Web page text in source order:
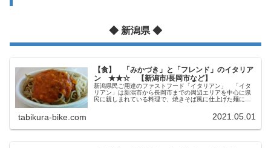
◆ 新潟県 ◆
【食】 「みかづき」と「フレンド」のイタリア
ン ★★☆ 【新潟市/長岡市など】
新潟県民ご用達のファストフード「イタリアン」 「イタ
リアン」は新潟市から長岡市までの周辺エリアを中心に県
民に親しまれている料理で、焼きそば風に仕上げた麺にミ
tabikura-bike.com 2021.05.01